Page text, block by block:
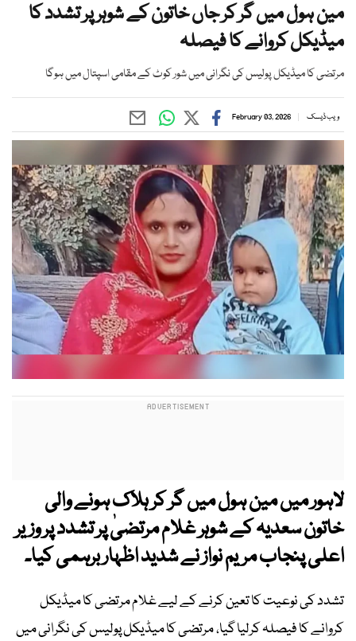
مین ہول میں گر کر جاں خاتون کے شوہر پر تشدد کا
میڈیکل کروانے کا فیصلہ
مرتضی کا میڈیکل پولیس کی نگرانی میں شور کوٹ کے مقامی اسپتال میں ہوگا
ویب ڈیسک February 03, 2026
لاہور میں مین ہول میں گر کر ہلاک ہونے والی
خاتون سعدیہ کے شوہر غلام مرتضیٰ پر تشدد پر وزیر
اعلی پنجاب مریم نواز نے شدید اظہار برہمی کیا۔
تشدد کی نوعیت کا تعین کرنے کے لیے غلام مرتضی کا میڈیکل
کروانے کا فیصلہ کرلیا گیا، مرتضی کا میڈیکل پولیس کی نگرانی میں